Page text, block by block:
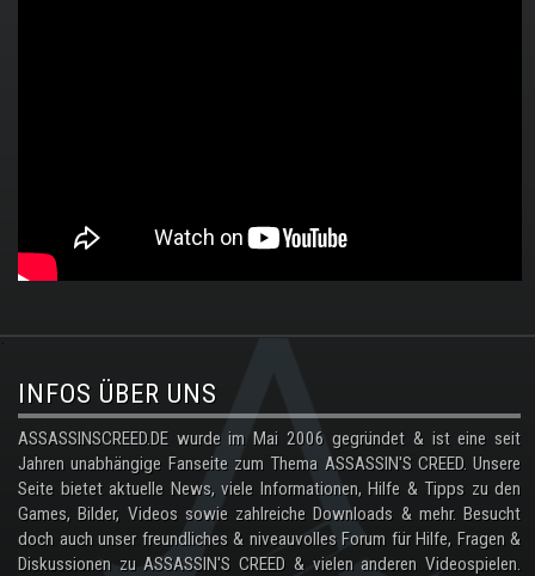
.
INFOS ÜBER UNS
ASSASSINSCREED.DE wurde im Mai 2006 gegründet & ist eine seit
Jahren unabhängige Fanseite zum Thema ASSASSIN'S CREED. Unsere
Seite bietet aktuelle News, viele Informationen, Hilfe & Tipps zu den
Games, Bilder, Videos sowie zahlreiche Downloads & mehr. Besucht
doch auch unser freundliches & niveauvolles Forum für Hilfe, Fragen &
Diskussionen zu ASSASSIN'S CREED & vielen anderen Videospielen.